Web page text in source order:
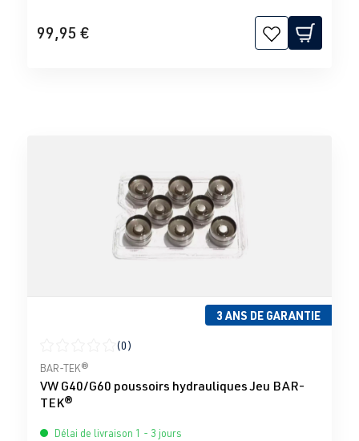
99,95 €
3 ANS DE GARANTIE
Note moyenne de 0 sur 5 étoiles
(0)
BAR-TEK®
VW G40/G60 poussoirs hydrauliques Jeu BAR-
TEK®
Délai de livraison 1 - 3 jours